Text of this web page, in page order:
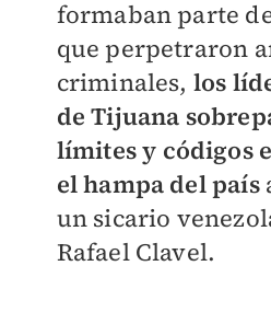
formaban parte
que perpetraron
criminales, los
de Tijuana
límites y códigos
el hampa del país
un sicario
Rafael Clavel.